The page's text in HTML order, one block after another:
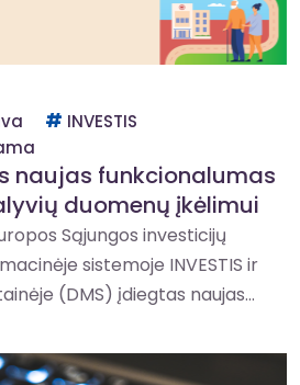
INVESTIS
naujas funkcionalumas
duomenų įkėlimui
Sąjungos investicijų
sistemoje INVESTIS ir
(DMS) įdiegtas naujas...